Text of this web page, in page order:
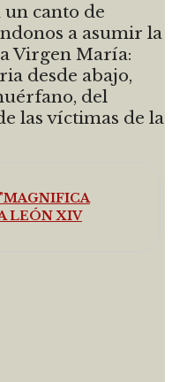
canto de
a asumir la
Virgen María:
desde abajo,
del
las víctimas de la
LEÓN XIV